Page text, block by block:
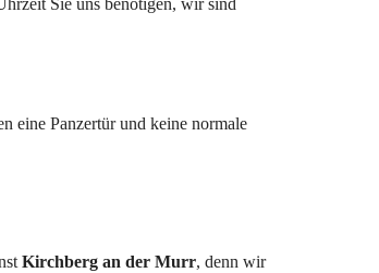
Sie uns benötigen, wir sind
eine Panzertür und keine normale
Kirchberg an der Murr​​​​​​​, denn wir